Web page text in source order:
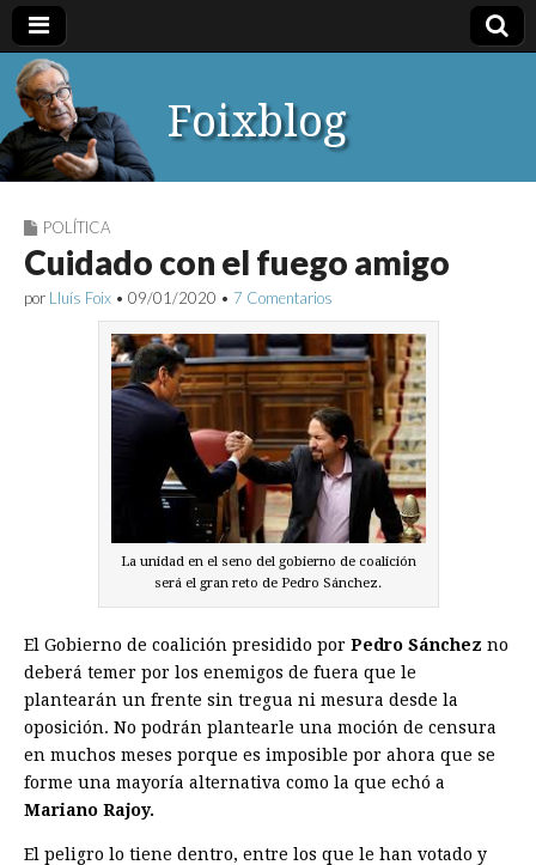
Foixblog
POLÍTICA
Cuidado con el fuego amigo
por Lluís Foix • 09/01/2020 • 7 Comentarios
La unidad en el seno del gobierno de coalición
será el gran reto de Pedro Sánchez.
El Gobierno de coalición presidido por Pedro Sánchez no
deberá temer por los enemigos de fuera que le
plantearán un frente sin tregua ni mesura desde la
oposición. No podrán plantearle una moción de censura
en muchos meses porque es imposible por ahora que se
forme una mayoría alternativa como la que echó a
Mariano Rajoy.
El peligro lo tiene dentro, entre los que le han votado y